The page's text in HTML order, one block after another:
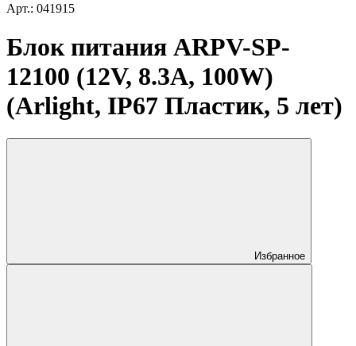
Арт.: 041915
Блок питания ARPV-SP-
12100 (12V, 8.3A, 100W)
(Arlight, IP67 Пластик, 5 лет)
Избранное